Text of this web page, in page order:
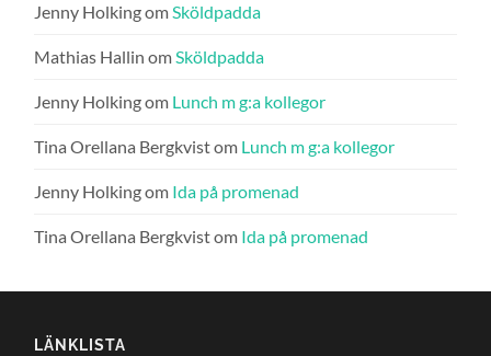
Jenny HolkingomSköldpadda
Mathias Hallin omSköldpadda
Jenny Holkingom Lunch m g:a kollegor
Tina Orellana Bergkvistom Lunch m g:a kollegor
Jenny Holkingom Ida på promenad
Tina Orellana Bergkvistom Ida på promenad
LÄNKLISTA